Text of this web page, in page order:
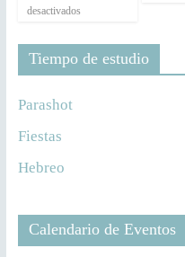
desactivados
Tiempo de estudio
Parashot
Fiestas
Hebreo
Calendario de Eventos